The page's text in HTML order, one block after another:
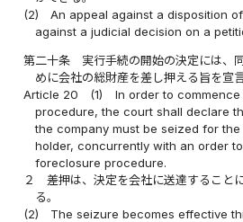
(2)
An appeal against a disposition
against a judicial decision on a
第二十条
実行手続の開始の決定には、
めに会社の総財産を差し押える旨を宣
Article 20
(1)
In order to
procedure, the court shall declare
the company must be seized for
holder, concurrently with an order
foreclosure procedure.
２
差押は、決定を会社に送達すること
る。
(2)
The seizure becomes effective